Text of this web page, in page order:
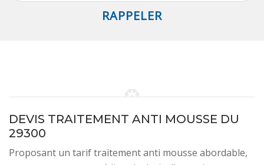
DEVIS TRAITEMENT ANTI MOUSSE DU
29300
Proposant un tarif traitement anti mousse abordable,